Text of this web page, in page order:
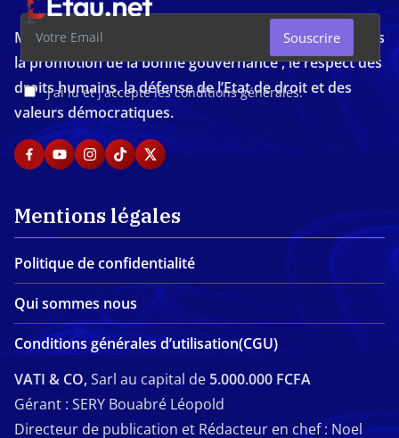
J'ai lu et j'accepte les conditions générales.
Souscrire
Média d'investigation ivoirien résolument engagé dans
la promotion de la bonne gouvernance , le respect des
droits humains, la défense de l’Etat de droit et des
valeurs démocratiques.
Mentions légales
Politique de confidentialité
Qui sommes nous
Conditions générales d’utilisation(CGU)
VATI & CO,Sarl au capital de 5.000.000 FCFA
Gérant : SERY Bouabré Léopold
Directeur de publication et Rédacteur en chef : Noel